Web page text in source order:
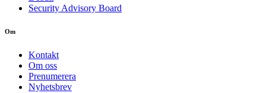
Security Advisory Board
Om
Kontakt
Om oss
Prenumerera
Nyhetsbrev